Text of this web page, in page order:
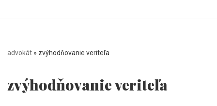
advokát » zvýhodňovanie veriteľa
zvýhodňovanie veriteľa